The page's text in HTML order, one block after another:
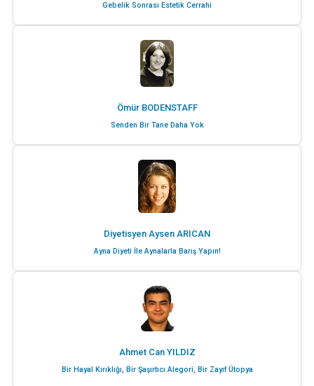
Gebelik Sonrası Estetik Cerrahi
Ömür BODENSTAFF
Senden Bir Tane Daha Yok
Diyetisyen Aysen ARICAN
Ayna Diyeti İle Aynalarla Barış Yapın!
Ahmet Can YILDIZ
Bir Hayal Kırıklığı, Bir Şaşırtıcı Alegori, Bir Zayıf Ütopya